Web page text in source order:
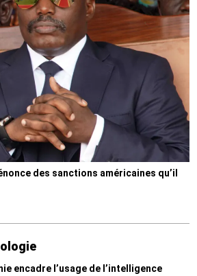
des sanctions américaines qu’il
encadre l’usage de l’intelligence